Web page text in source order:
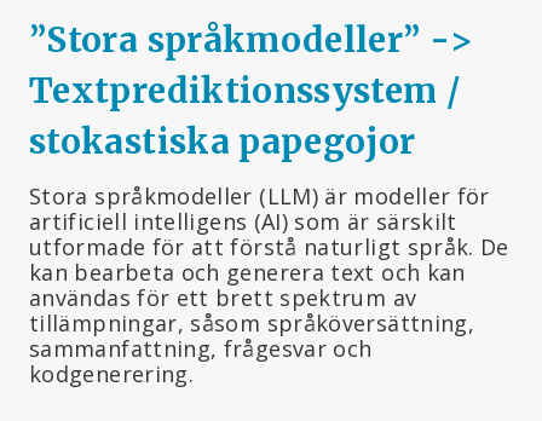
”Stora språkmodeller” ->
Textprediktionssystem /
stokastiska papegojor
Stora språkmodeller (LLM) är modeller för
artificiell intelligens (AI) som är särskilt
utformade för att förstå naturligt språk. De
kan bearbeta och generera text och kan
användas för ett brett spektrum av
tillämpningar, såsom språköversättning,
sammanfattning, frågesvar och
kodgenerering.